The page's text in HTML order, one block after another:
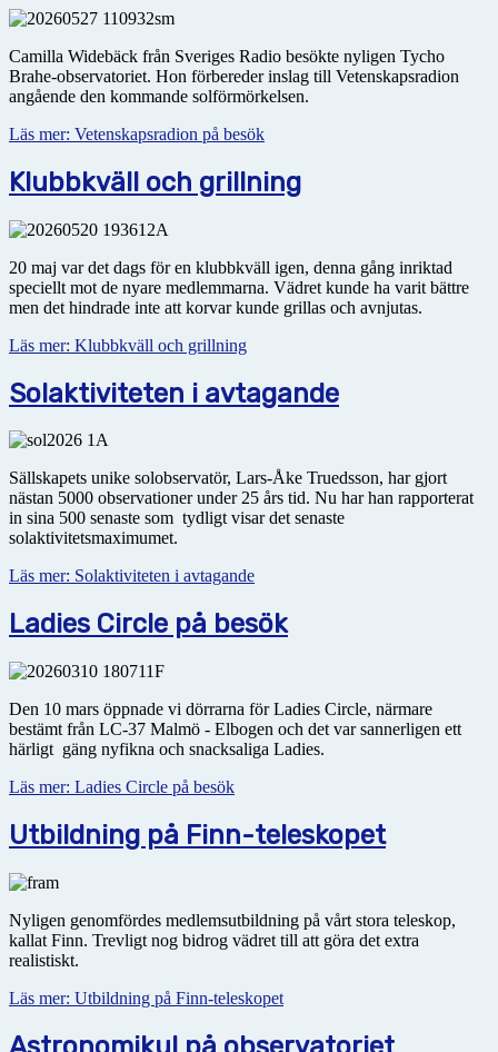
Camilla Widebäck från Sveriges Radio besökte nyligen Tycho
Brahe-observatoriet. Hon förbereder inslag till Vetenskapsradion
angående den kommande solförmörkelsen.
Läs mer: Vetenskapsradion på besök
Klubbkväll och grillning
20 maj var det dags för en klubbkväll igen, denna gång inriktad
speciellt mot de nyare medlemmarna. Vädret kunde ha varit bättre
men det hindrade inte att korvar kunde grillas och avnjutas.
Läs mer: Klubbkväll och grillning
Solaktiviteten i avtagande
Sällskapets unike solobservatör, Lars-Åke Truedsson, har gjort
nästan 5000 observationer under 25 års tid. Nu har han rapporterat
in sina 500 senaste som tydligt visar det senaste
solaktivitetsmaximumet.
Läs mer: Solaktiviteten i avtagande
Ladies Circle på besök
Den 10 mars öppnade vi dörrarna för Ladies Circle, närmare
bestämt från LC-37 Malmö - Elbogen och det var sannerligen ett
härligt gäng nyfikna och snacksaliga Ladies.
Läs mer: Ladies Circle på besök
Utbildning på Finn-teleskopet
Nyligen genomfördes medlemsutbildning på vårt stora teleskop,
kallat Finn. Trevligt nog bidrog vädret till att göra det extra
realistiskt.
Läs mer: Utbildning på Finn-teleskopet